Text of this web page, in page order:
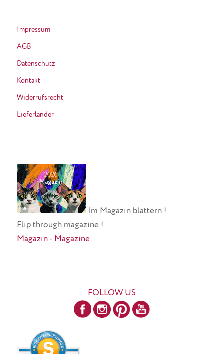
Impressum
AGB
Datenschutz
Kontakt
Widerrufsrecht
Lieferländer
Im Magazin blättern !
Flip through magazine !
Magazin - Magazine
FOLLOW US